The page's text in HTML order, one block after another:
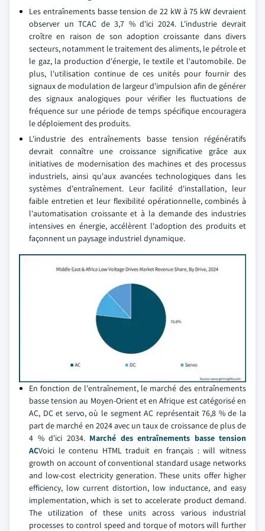
Les entraînements basse tension de 22 kW à 75 kW devraient
observer un TCAC de 3,7 % d'ici 2024. L'industrie devrait
croître en raison de son adoption croissante dans divers
secteurs, notamment le traitement des aliments, le pétrole et
le gaz, la production d'énergie, le textile et l'automobile. De
plus, l'utilisation continue de ces unités pour fournir des
signaux de modulation de largeur d'impulsion afin de générer
des signaux analogiques pour vérifier les fluctuations de
fréquence sur une période de temps spécifique encouragera
le déploiement des produits.
L'industrie des entraînements basse tension régénératifs
devrait connaître une croissance significative grâce aux
initiatives de modernisation des machines et des processus
industriels, ainsi qu'aux avancées technologiques dans les
systèmes d'entraînement. Leur facilité d'installation, leur
faible entretien et leur flexibilité opérationnelle, combinés à
l'automatisation croissante et à la demande des industries
intensives en énergie, accélèrent l'adoption des produits et
façonnent un paysage industriel dynamique.
En fonction de l'entraînement, le marché des entraînements
basse tension au Moyen-Orient et en Afrique est catégorisé en
AC, DC et servo, où le segment AC représentait 76,8 % de la
part de marché en 2024 avec un taux de croissance de plus de
4 % d'ici 2034. Marché des entraînements basse tension
ACVoici le contenu HTML traduit en français : will witness
growth on account of conventional standard usage networks
and low-cost electricity generation. These units offer higher
efficiency, low current distortion, low inductance, and easy
implementation, which is set to accelerate product demand.
The utilization of these units across various industrial
processes to control speed and torque of motors will further